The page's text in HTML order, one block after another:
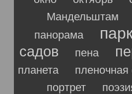
Мандельштам
панорама
садов пена
планета
портрет